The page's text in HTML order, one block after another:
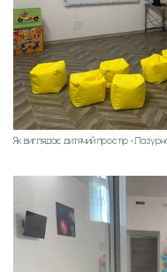
Як виглядає дитячий простір